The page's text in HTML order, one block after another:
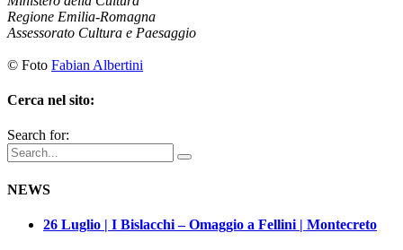
Regione Emilia-Romagna
Assessorato Cultura e Paesaggio
© Foto Fabian Albertini
Cerca nel sito:
Search for:
NEWS
26 Luglio | I Bislacchi – Omaggio a Fellini | Montecreto